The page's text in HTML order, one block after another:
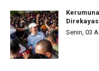
Senin, 03